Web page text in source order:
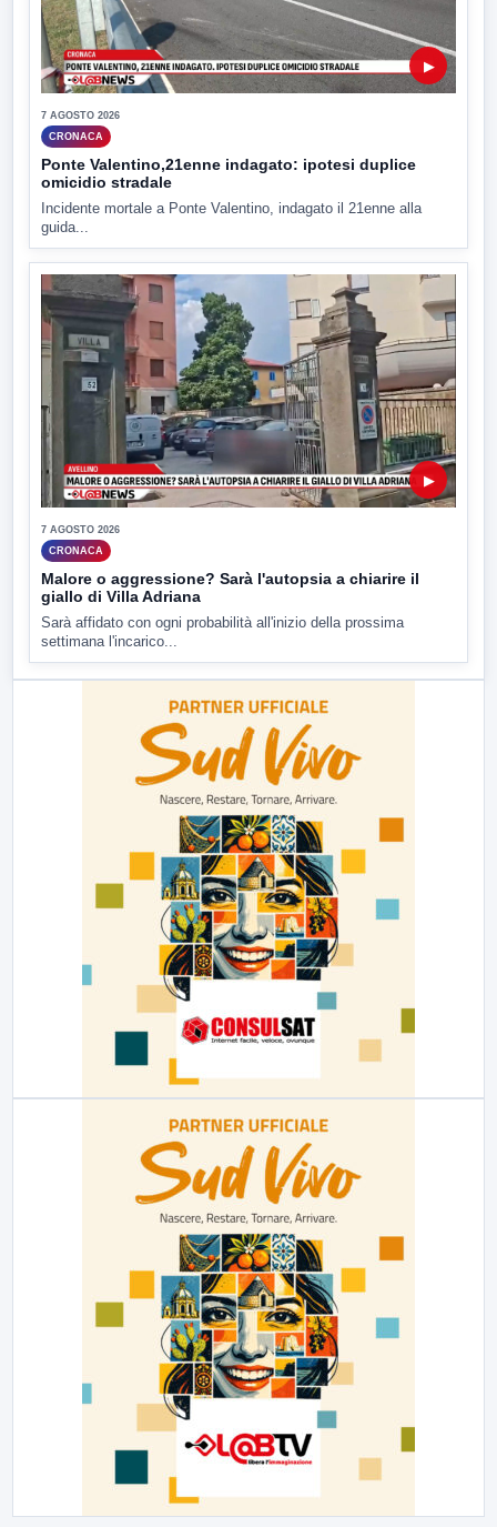
▶
7 AGOSTO 2026
CRONACA
Ponte Valentino,21enne indagato: ipotesi duplice
omicidio stradale
Incidente mortale a Ponte Valentino, indagato il 21enne alla
guida...
▶
7 AGOSTO 2026
CRONACA
Malore o aggressione? Sarà l'autopsia a chiarire il
giallo di Villa Adriana
Sarà affidato con ogni probabilità all'inizio della prossima
settimana l'incarico...